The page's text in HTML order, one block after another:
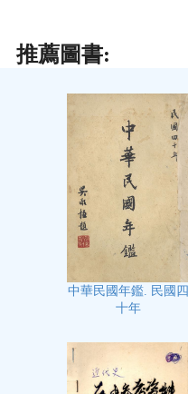
推薦圖書:
中華民國年鑑. 民國四
十年